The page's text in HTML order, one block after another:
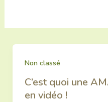
Non classé
C’est quoi une
en vidéo !